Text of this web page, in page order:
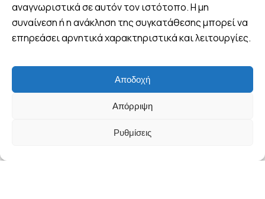
αναγνωριστικά σε αυτόν τον ιστότοπο. Η μη
συναίνεση ή η ανάκληση της συγκατάθεσης μπορεί να
επηρεάσει αρνητικά χαρακτηριστικά και λειτουργίες.
Αποδοχή
Απόρριψη
Ρυθμίσεις
+30 6970 047952 (Viber -
WhatsApp)
info@wandervan.gr